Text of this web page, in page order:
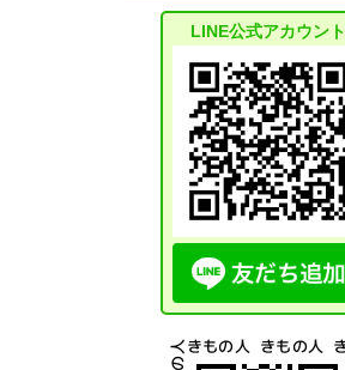
LINE公式アカウント